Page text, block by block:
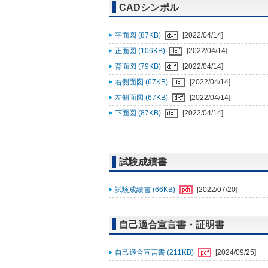
CADシンボル
平面図 (87KB)
[2022/04/14]
正面図 (106KB)
[2022/04/14]
背面図 (79KB)
[2022/04/14]
右側面図 (67KB)
[2022/04/14]
左側面図 (67KB)
[2022/04/14]
下面図 (87KB)
[2022/04/14]
試験成績書
試験成績書 (66KB) [2022/07/20]
自己適合宣言書・証明書
自己適合宣言書 (211KB) [2024/09/25]